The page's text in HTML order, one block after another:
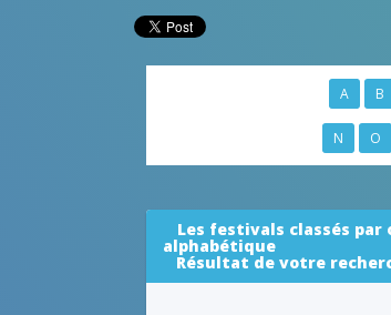
A B
N O
Les festivals classés par
alphabétique
Résultat de votre